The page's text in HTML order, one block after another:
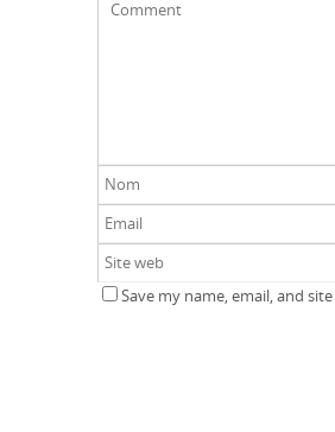
Save my name, email, and